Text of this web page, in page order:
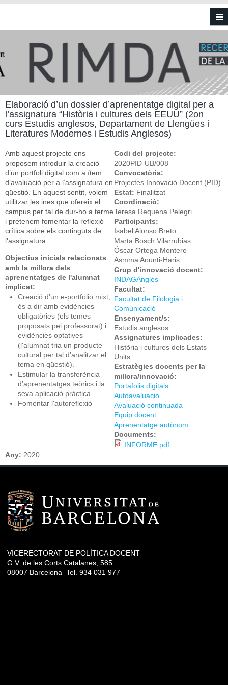
Vés al contingut
Elaboració d’un dossier d’aprenentatge digital per a
l’assignatura “Història i cultures dels EEUU” (2on
curs Estudis anglesos, Departament de Llengües i
Literatures Modernes i Estudis Anglesos)
Amb aquest projecte ens
proposem introduir la creació
d’un portfoli digital com a ítem
d’avaluació per a l’assignatura en
qüestió. En aquest sentit, volem
utilitzar les ines que ofereix el
campus per tal de dur-ho a terme
i pretenem fomentar la reflexió
crítica sobre els continguts de
l'assignatura.
Objectius inicials relacionats
amb la millora dels
aprenentatges de l'alumnat
implicat:
Creació d’un e-portfolio mixt,
és a dir amb evidències
obligatòries (els temes
proposats pel professorat) i
evidències optatives
(l'alumnat tria un producte
cultural per tal d'analitzar el
tema en qüestió).
Estimular la transferència
d’aprenentatges teòrics i la
seva aplicació pràctica
Fomentar l'autoreflexió
Codi del projecte:
2020PID-UB/008
Convocatòria:
Projectes Innovació Docent (PID)
Estat: Finalitzat
Coordinació:
Teresa Requena Pelegri
Participants:
Isabel Alonso Breto
Marta Bosch Vilarrubias
Óscar Ortega Montero
Asmma Aounti-Haris
Grup d'innovació docent:
INDAGAnglès
Facultat:
Facultat de Filologia i
Comunicació
Ensenyament/s:
Estudis anglesos
Assignatures implicades:
Història i cultures dels Estats
Units
Estratègies docents per la
millora/innovació:
Portafolis digitals
Autoavaluació
Avaluació continuada
Equip docent
Aprenentatge autònom
Documents:
INFORME.pdf
Any: 2020
VICERECTORAT DE POLÍTICA DOCENT
G.V. de les Corts Catalanes, 585
08007 Barcelona Tel. 934 031 977